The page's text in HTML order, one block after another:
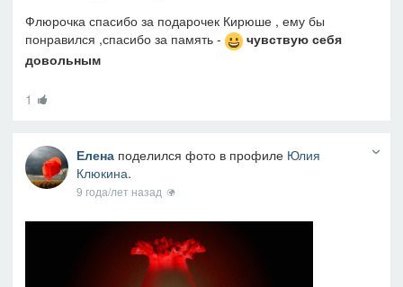
Флюрочка спасибо за подарочек Кирюше , ему бы
понравился ,спасибо за память -
чувствую себя
довольным
1
Еленаподелился фото в профиле Юлия
Клюкина.
9 года/лет назад